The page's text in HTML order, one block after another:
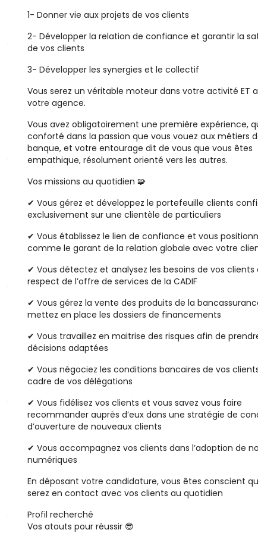
1- Donner vie aux projets de vos clients
2- Développer la relation de confiance et garantir la
de vos clients
3- Développer les synergies et le collectif
Vous serez un véritable moteur dans votre activité ET
votre agence.
Vous avez obligatoirement une première expérience,
conforté dans la passion que vous vouez aux métiers
banque, et votre entourage dit de vous que vous êtes
empathique, résolument orienté vers les autres.
Vos missions au quotidien 🧩
✔ Vous gérez et développez le portefeuille clients
exclusivement sur une clientèle de particuliers
✔ Vous établissez le lien de confiance et vous
comme le garant de la relation globale avec votre
✔ Vous détectez et analysez les besoins de vos clients
respect de l’offre de services de la CADIF
✔ Vous gérez la vente des produits de la
mettez en place les dossiers de financements
✔ Vous travaillez en maitrise des risques afin de
décisions adaptées
✔ Vous négociez les conditions bancaires de vos
cadre de vos délégations
✔ Vous fidélisez vos clients et vous savez vous faire
recommander auprès d’eux dans une stratégie de
d’ouverture de nouveaux clients
✔ Vous accompagnez vos clients dans l’adoption de
numériques
En déposant votre candidature, vous êtes conscient
serez en contact avec vos clients au quotidien
Profil recherché
Vos atouts pour réussir 😎